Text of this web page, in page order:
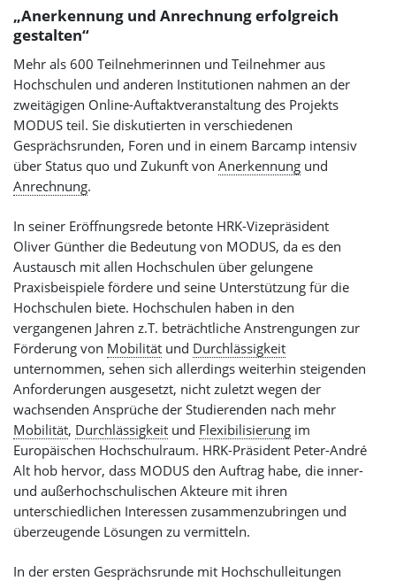
„Anerkennung und Anrechnung erfolgreich
gestalten“
Mehr als 600 Teilnehmerinnen und Teilnehmer aus
Hochschulen und anderen Institutionen nahmen an der
zweitägigen Online-Auftaktveranstaltung des Projekts
MODUS teil. Sie diskutierten in verschiedenen
Gesprächsrunden, Foren und in einem Barcamp intensiv
über Status quo und Zukunft von Anerkennung und
Anrechnung.
In seiner Eröffnungsrede betonte HRK-Vizepräsident
Oliver Günther die Bedeutung von MODUS, da es den
Austausch mit allen Hochschulen über gelungene
Praxisbeispiele fördere und seine Unterstützung für die
Hochschulen biete. Hochschulen haben in den
vergangenen Jahren z.T. beträchtliche Anstrengungen zur
Förderung von Mobilität und Durchlässigkeit
unternommen, sehen sich allerdings weiterhin steigenden
Anforderungen ausgesetzt, nicht zuletzt wegen der
wachsenden Ansprüche der Studierenden nach mehr
Mobilität, Durchlässigkeit und Flexibilisierung im
Europäischen Hochschulraum. HRK-Präsident Peter-André
Alt hob hervor, dass MODUS den Auftrag habe, die inner-
und außerhochschulischen Akteure mit ihren
unterschiedlichen Interessen zusammenzubringen und
überzeugende Lösungen zu vermitteln.
In der ersten Gesprächsrunde mit Hochschulleitungen